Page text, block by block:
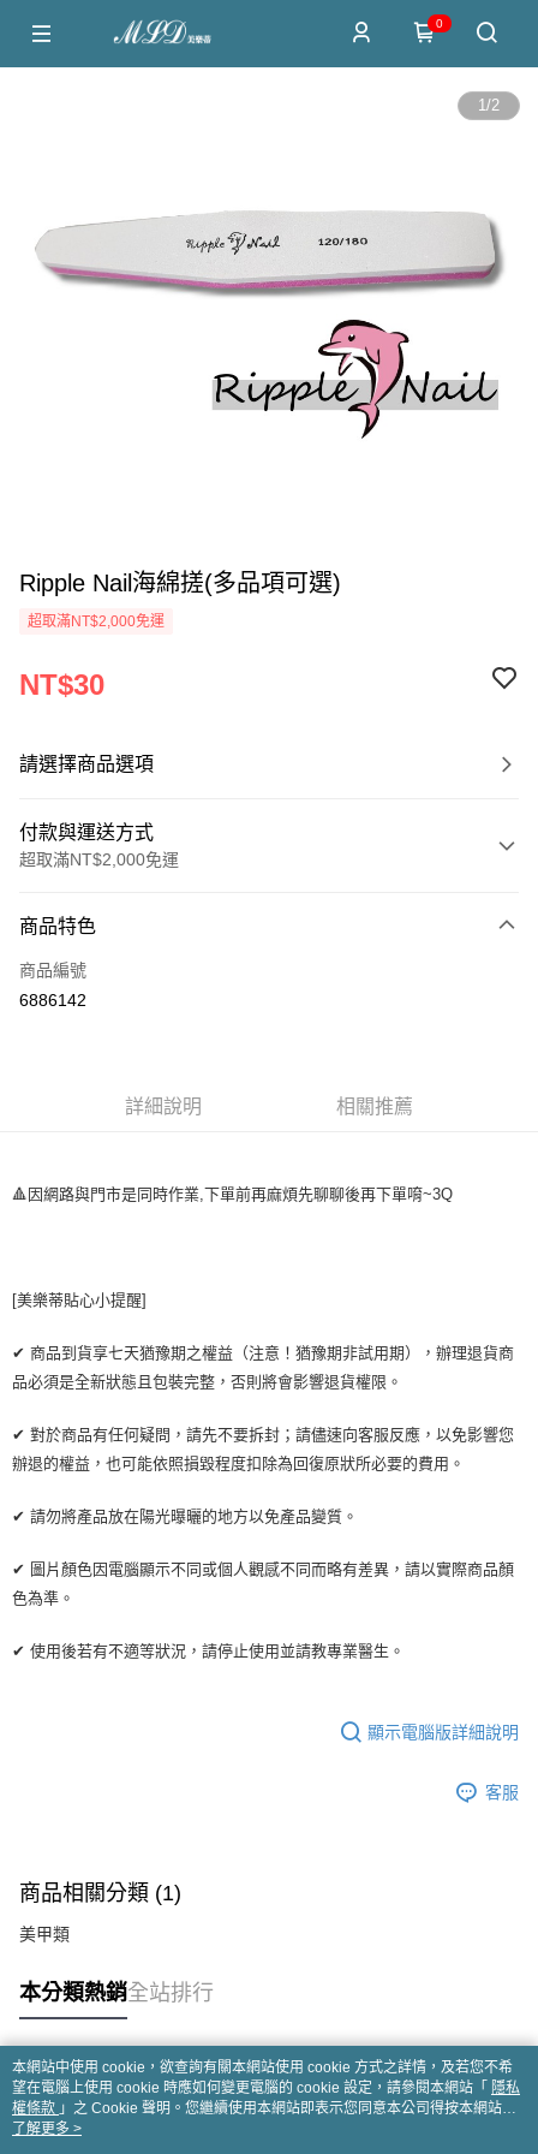
0
1/2
Ripple Nail海綿搓(多品項可選)
超取滿NT$2,000免運
NT$30
請選擇商品選項
付款與運送方式
超取滿NT$2,000免運
信用卡一次付款
超商取貨付款
7-11取貨付款
宅配
商品特色
商品編號
6886142
詳細說明 相關推薦
🔺因網路與門市是同時作業,下單前再麻煩先聊聊後再下單唷~3Q
[美樂蒂貼心小提醒]
✔ 商品到貨享七天猶豫期之權益（注意！猶豫期非試用期），辦理退貨商
品必須是全新狀態且包裝完整，否則將會影響退貨權限。
✔ 對於商品有任何疑問，請先不要拆封；請儘速向客服反應，以免影響您
辦退的權益，也可能依照損毀程度扣除為回復原狀所必要的費用。
✔ 請勿將產品放在陽光曝曬的地方以免產品變質。
✔ 圖片顏色因電腦顯示不同或個人觀感不同而略有差異，請以實際商品顏
色為準。
✔ 使用後若有不適等狀況，請停止使用並請教專業醫生。
顯示電腦版詳細說明
客服
商品相關分類 (1)
美甲類
本分類熱銷全站排行
熱門標籤
本網站中使用 cookie，欲查詢有關本網站使用 cookie 方式之詳情，及若您不希
望在電腦上使用 cookie 時應如何變更電腦的 cookie 設定，請參閱本網站「 隱私
權條款 」之 Cookie 聲明。您繼續使用本網站即表示您同意本公司得按本網站使
用條款之 Cookie 聲明使用 cookie。
了解更多 >